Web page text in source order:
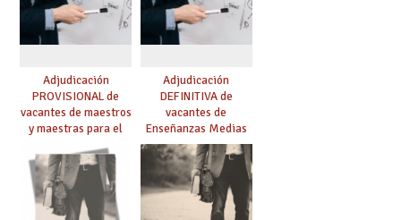
Adjudicación
PROVISIONAL de
vacantes de maestros
y maestras para el
curso 26-27
Adjudicación
DEFINITIVA de
vacantes de
Enseñanzas Medias
para el curso 26-27